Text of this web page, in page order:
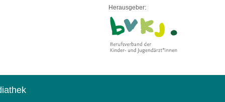
Herausgeber: